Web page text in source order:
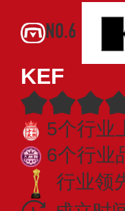
NO.6
KEF
5个行业
6个行业
行业领